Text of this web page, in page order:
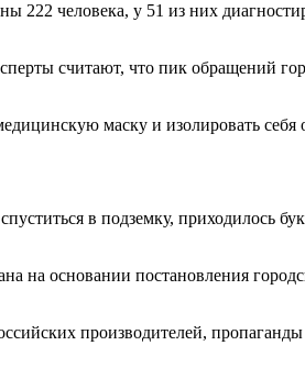
222 человека, у 51 из них
считают, что пик обращений
маску и изолировать себя
в подземку, приходилось
на основании постановления
производителей,